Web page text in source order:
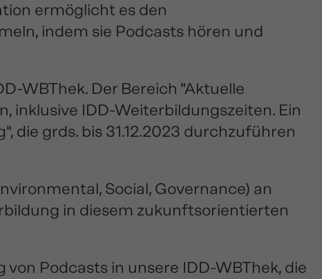
ermöglicht es den
indem sie Podcasts hören und
WBThek. Der Bereich "Aktuelle
inklusive IDD-Weiterbildungszeiten. Ein
die grds. bis 31.12.2023 durchzuführen
Social, Governance) an
in diesem zukunftsorientierten
Podcasts in unsere IDD-WBThek, die